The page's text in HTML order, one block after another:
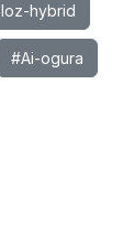
hybrid
#Ai-ogura